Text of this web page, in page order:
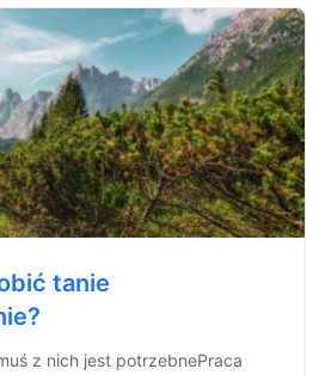
tanie
z nich jest potrzebnePraca